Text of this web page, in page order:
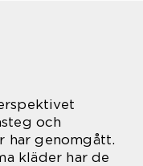
och
har genomgått.
kläder har de